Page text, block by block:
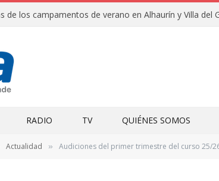
RADIO TV QUIÉNES SOMOS
Actualidad » Audiciones del primer trimestre del curso 25/